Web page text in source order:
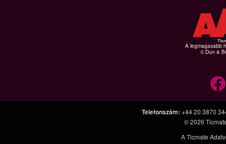
A legmagasabb
© Dun &
Telefonszám: +44 20 3870
© 2026
A Ticmate